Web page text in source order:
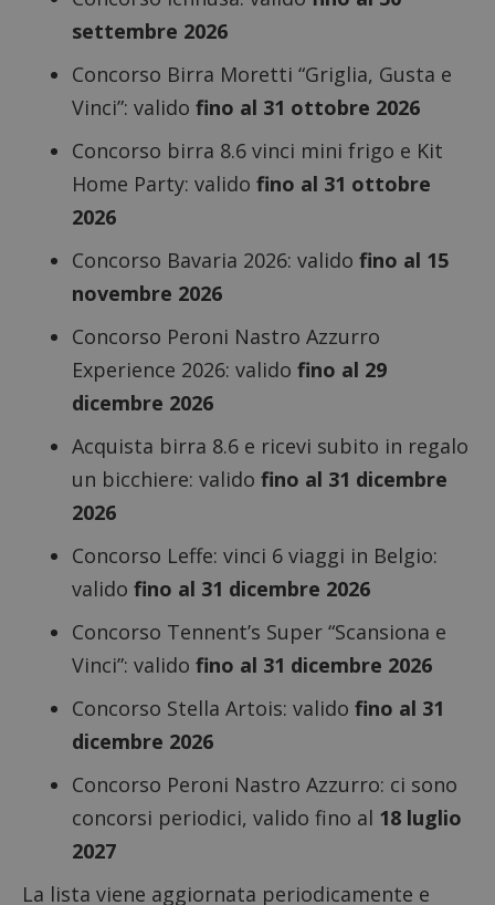
settembre 2026
Concorso Birra Moretti “Griglia, Gusta e
Vinci”: valido fino al 31 ottobre 2026
Concorso birra 8.6 vinci mini frigo e Kit
Home Party: valido fino al 31 ottobre
2026
Concorso Bavaria 2026: valido fino al 15
novembre 2026
Concorso Peroni Nastro Azzurro
Experience 2026: valido fino al 29
dicembre 2026
Acquista birra 8.6 e ricevi subito in regalo
un bicchiere: valido fino al 31 dicembre
2026
Concorso Leffe: vinci 6 viaggi in Belgio:
valido fino al 31 dicembre 2026
Concorso Tennent’s Super “Scansiona e
Vinci”: valido fino al 31 dicembre 2026
Concorso Stella Artois: valido fino al 31
dicembre 2026
Concorso Peroni Nastro Azzurro: ci sono
concorsi periodici, valido fino al 18 luglio
2027
La lista viene aggiornata periodicamente e